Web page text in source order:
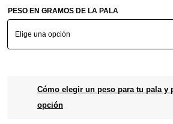
PESO EN GRAMOS DE LA PALA
Cómo elegir un peso para tu pala y
opción